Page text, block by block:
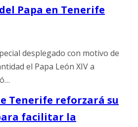
Papa en Tenerife
desplegado con motivo de
el Papa León XIV a
Tenerife reforzará su
facilitar la